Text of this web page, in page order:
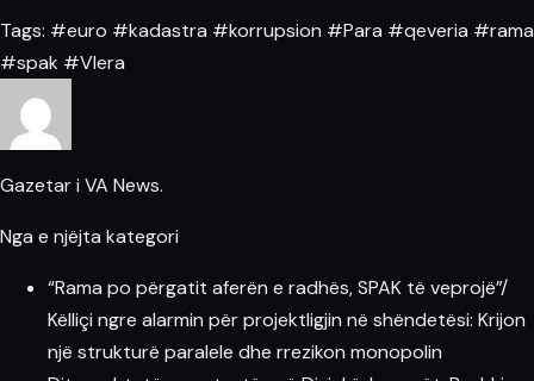
Tags: #euro #kadastra #korrupsion #Para #qeveria #rama
#spak #Vlera
Gazetar i VA News.
Nga e njëjta kategori
“Rama po përgatit aferën e radhës, SPAK të veprojë”/
Këlliçi ngre alarmin për projektligjin në shëndetësi: Krijon
një strukturë paralele dhe rrezikon monopolin